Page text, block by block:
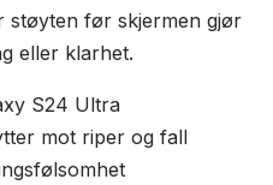
støyten før skjermen gjør
eller klarhet.
S24 Ultra
mot riper og fall